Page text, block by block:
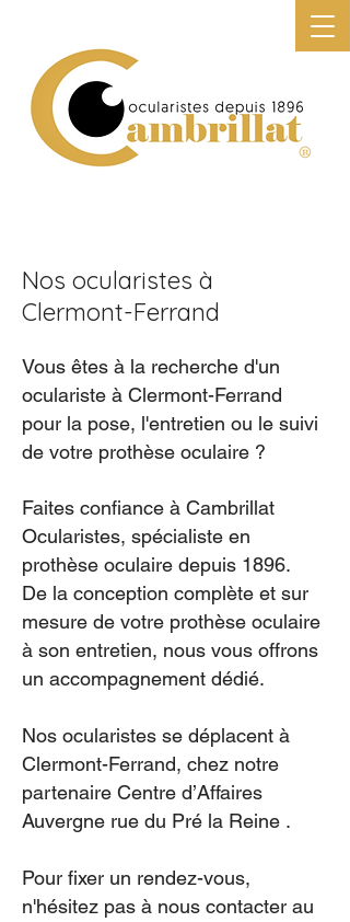
Nos ocularistes à
Clermont-Ferrand
Vous êtes à la recherche d'un
oculariste à Clermont-Ferrand
pour la pose, l'entretien ou le suivi
de votre prothèse oculaire ?
Faites confiance à Cambrillat
Ocularistes, spécialiste en
prothèse oculaire depuis 1896.
De la conception complète et sur
mesure de votre prothèse oculaire
à son entretien, nous vous offrons
un accompagnement dédié.
Nos ocularistes se déplacent à
Clermont-Ferrand, chez notre
partenaire Centre d’Affaires
Auvergne rue du Pré la Reine .
Pour fixer un rendez-vous,
n'hésitez pas à nous contacter au